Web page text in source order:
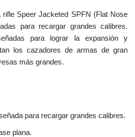
rifle Speer Jacketed SPFN (Flat Nose
para recargar grandes calibres.
para lograr la expansión y
los cazadores de armas de gran
más grandes.
para recargar grandes calibres.
plana.